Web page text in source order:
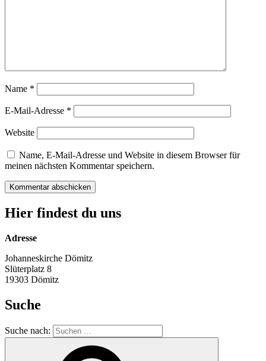
Name *
E-Mail-Adresse *
Website
Name, E-Mail-Adresse und Website in diesem Browser für
meinen nächsten Kommentar speichern.
Hier findest du uns
Adresse
Johanneskirche Dömitz
Slüterplatz 8
19303 Dömitz
Suche
Suche nach: